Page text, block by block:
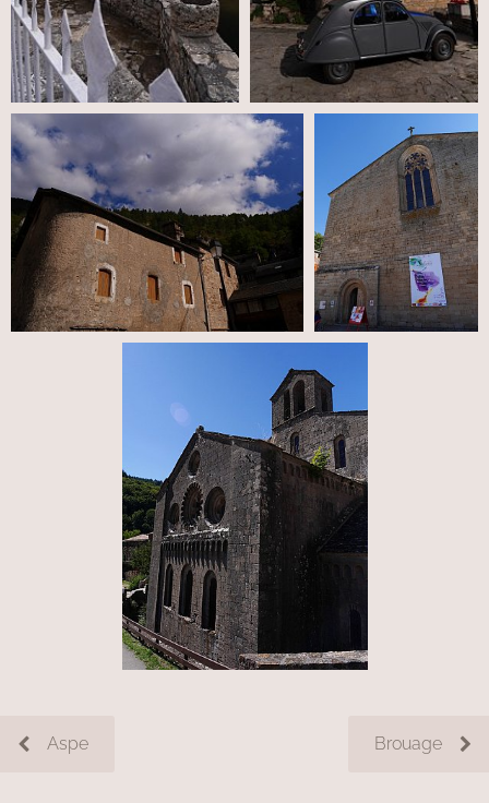
Aspe Brouage